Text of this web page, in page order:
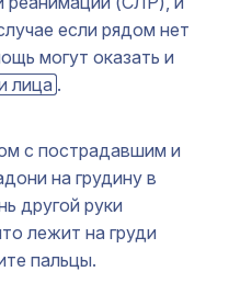
если рядом нет
могут оказать и
лица .
с пострадавшим и
на грудину в
другой руки
лежит на груди
пальцы.